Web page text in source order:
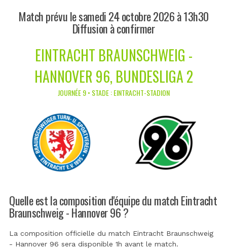
Match prévu le samedi 24 octobre 2026 à 13h30
Diffusion à confirmer
EINTRACHT BRAUNSCHWEIG -
HANNOVER 96, BUNDESLIGA 2
JOURNÉE 9 • STADE : EINTRACHT-STADION
Quelle est la composition d'équipe du match Eintracht
Braunschweig - Hannover 96 ?
La composition officielle du match Eintracht Braunschweig
- Hannover 96 sera disponible 1h avant le match.